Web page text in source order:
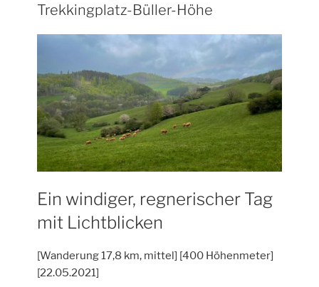
Trekkingplatz-Büller-Höhe
Ein windiger, regnerischer Tag
mit Lichtblicken
[Wanderung 17,8 km, mittel] [400 Höhenmeter]
[22.05.2021]